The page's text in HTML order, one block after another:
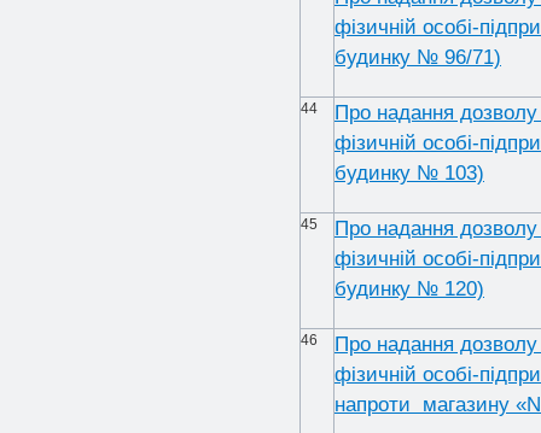
фізичній особі-
будинку № 96/71)
44
Про надання дозволу
фізичній особі-
будинку № 103)
45
Про надання дозволу
фізичній особі-
будинку № 120)
46
Про надання дозволу
фізичній особі-
напроти магазину